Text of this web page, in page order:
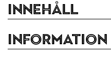
Innehåll
Information